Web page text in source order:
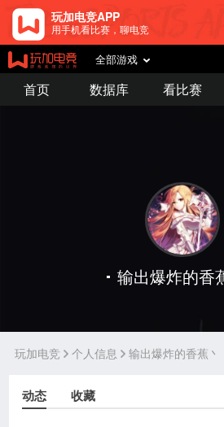
玩加电竞APP
用手机看比赛，聊电竞
全部游戏
首页 数据库 看比赛
输出爆炸的香
玩加电竞 个人信息 输出爆炸的香蕉丶
动态 收藏